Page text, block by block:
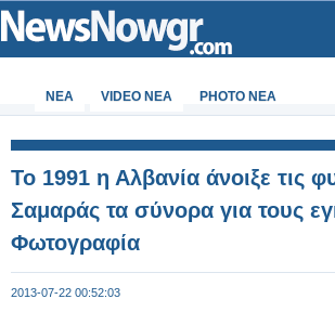
ΝΕΑ VIDEO NEA PHOTO NEA
Το 1991 η Αλβανία άνοιξε τις
Σαμαράς τα σύνορα για τους
Φωτογραφία
2013-07-22 00:52:03